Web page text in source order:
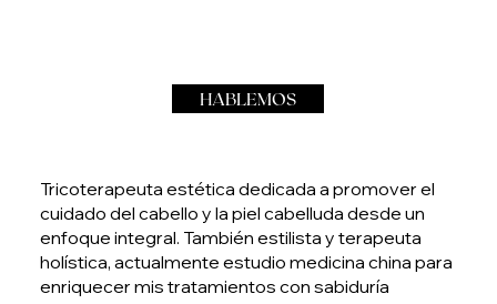
HABLEMOS
Tricoterapeuta estética dedicada a promover el
cuidado del cabello y la piel cabelluda desde un
enfoque integral. También estilista y terapeuta
holística, actualmente estudio medicina china para
enriquecer mis tratamientos con sabiduría